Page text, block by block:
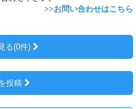
>>お問い合わせはこちら
る(0件)
投稿